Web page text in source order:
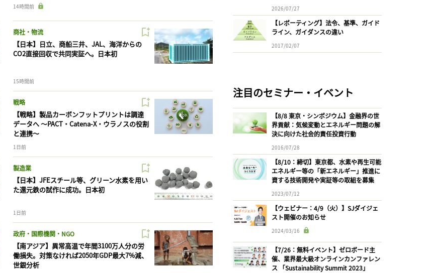
14時間前
商社・物流
【日本】日立、商船三井、JAL、海洋からの
CO2直接回収で共同実証へ。日本初
15時間前
戦略
【戦略】製品カーボンフットプリントは調達
データへ 〜PACT・Catena-X・ウラノスの役割
と連携〜
1日前
製造業
【日本】JFEスチール等、グリーン水素を用い
た還元鉄の試作に成功。日本初
1日前
政府・国際機関・NGO
【南アジア】異常高温で年間3100万人分の労
働損失。対策なければ2050年GDP最大7%減、
世銀分析
2026/07/27
【レポーティング】法令、基準、ガイド
ライン、ガイダンスの違い
2017/02/07
注目のセミナー・イベント
【8/8 東京・シンポジウム】金融界の世
界貢献：気候変動とエネルギー問題の解
決に向けた社会的責任投資行動
2016/07/28
【8/10：締切】東京都、水素や再生可能
エネルギー等の「新エネルギー」推進に
資する技術開発や実証等の取組を募集
2023/07/12
【ウェビナー：4/9（火）】SJダイジェ
スト開催のお知らせ
2024/03/16
【7/26：無料イベント】ゼロボード主
催、業界最大級オンラインカンファレン
ス 「Sustainability Summit 2023」